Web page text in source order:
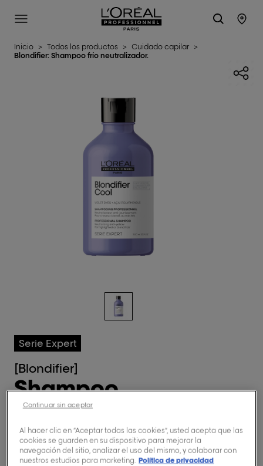
L'Oréal Professionnel Paris
SITE MENU
Inicio > Todos los productos > Cuidado capilar >
Blondifier: Shampoo frío neutralizador.
Serie Expert
[Blondifier]
Shampoo
neutralizador frío.
0,0/5 (0 Reviews)
Al hacer clic en “Aceptar todas las cookies”, usted acepta que las
cookies se guarden en su dispositivo para mejorar la
navegación del sitio, analizar el uso del mismo, y colaborar con
nuestros estudios para marketing. Política de privacidad
Continuar sin aceptar